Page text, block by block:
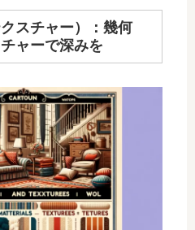
スチャー）：幾何
ャーで深みを